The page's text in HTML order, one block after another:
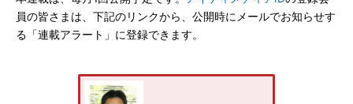
員の皆さまは、下記のリンクから、公開時にメールでお知らせす
る「連載アラート」に登録できます。